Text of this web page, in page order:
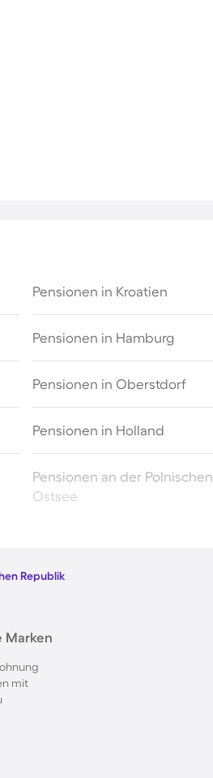
Pensionen in Kroatien
Pensionen in Hamburg
Pensionen in Oberstdorf
Pensionen in Holland
Pensionen an der Polnischen
Ostsee
Pensionen in Frankreich
Republik
Marken
mit